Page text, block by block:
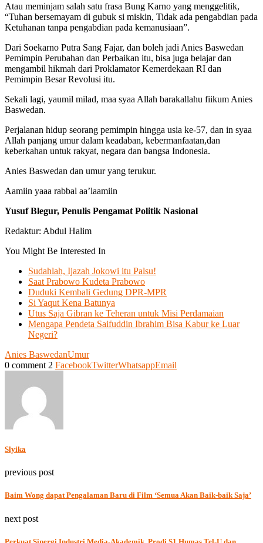
Atau meminjam salah satu frasa Bung Karno yang menggelitik,
“Tuhan bersemayam di gubuk si miskin, Tidak ada pengabdian pada
Ketuhanan tanpa pengabdian pada kemanusiaan”.
Dari Soekarno Putra Sang Fajar, dan boleh jadi Anies Baswedan
Pemimpin Perubahan dan Perbaikan itu, bisa juga belajar dan
mengambil hikmah dari Proklamator Kemerdekaan RI dan
Pemimpin Besar Revolusi itu.
Sekali lagi, yaumil milad, maa syaa Allah barakallahu fiikum Anies
Baswedan.
Perjalanan hidup seorang pemimpin hingga usia ke-57, dan in syaa
Allah panjang umur dalam keadaban, kebermanfaatan,dan
keberkahan untuk rakyat, negara dan bangsa Indonesia.
Anies Baswedan dan umur yang terukur.
Aamiin yaaa rabbal aa’laamiin
Yusuf Blegur, Penulis Pengamat Politik Nasional
Redaktur: Abdul Halim
You Might Be Interested In
Sudahlah, Ijazah Jokowi itu Palsu!
Saat Prabowo Kudeta Prabowo
Duduki Kembali Gedung DPR-MPR
Si Yaqut Kena Batunya
Utus Saja Gibran ke Teheran untuk Misi Perdamaian
Mengapa Pendeta Saifuddin Ibrahim Bisa Kabur ke Luar
Negeri?
Anies BaswedanUmur
0 comment 2 FacebookTwitterWhatsappEmail
Slyika
previous post
Baim Wong dapat Pengalaman Baru di Film ‘Semua Akan Baik-baik Saja’
next post